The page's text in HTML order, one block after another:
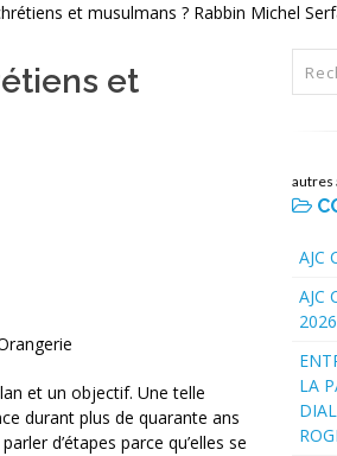
et musulmans ? Rabbin Michel
et
et un objectif. Une telle
durant plus de quarante ans
d’étapes parce qu’elles se
autres
AJC
AJC
2026
LA